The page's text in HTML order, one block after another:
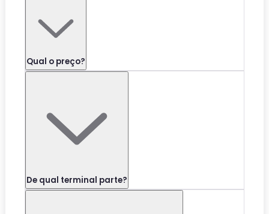
Qual o preço?
De qual terminal parte?